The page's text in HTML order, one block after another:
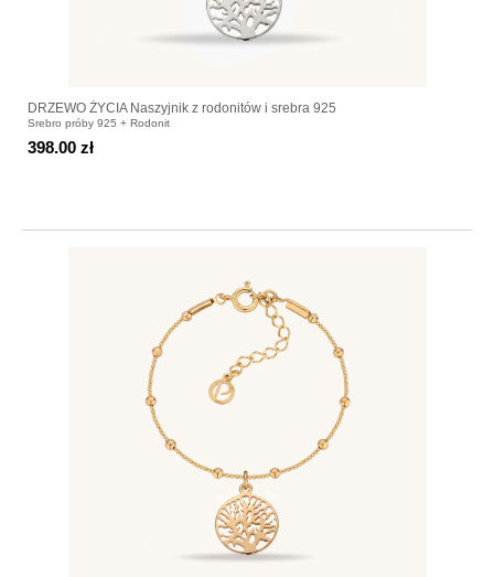
DRZEWO ŻYCIA Naszyjnik z rodonitów i srebra 925
Srebro próby 925 + Rodonit
398.00 zł